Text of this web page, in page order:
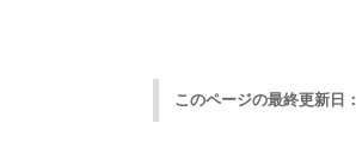
このページの最終更新日：